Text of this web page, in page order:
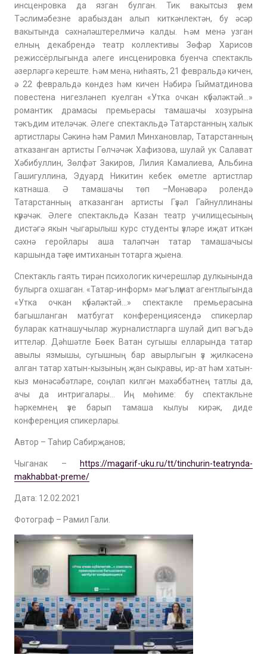
инсценровка да язган булган. Тик вакытсыз үлем
Тәслимәбезне арабыздан алып киткәнлектән, бу әсәр
вакытында сәхнәләштерелмичә калды. Һәм менә узган
елның декабрендә театр коллективы Зөфәр Харисов
режиссёрлыгында әлеге инсценировка буенча спектакль
әзерләргә кереште. Һәм менә, ниһаять, 21 февральдә кичен,
ә 22 февральдә көндез һәм кичен Нәбирә Гыйматдинова
повестена нигезләнеп куелган «Утка очкан күбәләктәй…»
романтик драмасы премьерасы тамашачы хозурына
тәкъдим ителәчәк. Әлеге спектакльдә Татарстанның халык
артистлары Сәкинә һәм Рамил Минхановлар, Татарстанның
атказанган артисты Гөлчәчәк Хафизова, шулай ук Салават
Хәбибуллин, Зөлфәт Закиров, Лилия Камалиева, Альбина
Гашигуллина, Эдуард Никитин кебек өметле артистлар
катнаша. Ә тамашачы төп –Мөнәвәрә ролендә
Татарстанның атказанган артисты Гүзәл Гайнуллинаны
күрәчәк. Әлеге спектакльдә Казан театр училищесының
дистәгә якын чыгарылыш курс студенты үзләре иҗат иткән
сәхнә геройлары аша таләпчән татар тамашачысы
каршында тәүге имтиханын тотарга җыена.
Спектакль гаять тирән психологик кичерешләр дулкынында
булырга охшаган. «Татар-информ» мәгълүмат агентлыгында
«Утка очкан күбәләктәй…» спектакле премьерасына
багышланган матбугат конференциясендә спикерлар
буларак катнашучылар журналистларга шулай дип вәгъдә
иттеләр. Дәһшәтле Бөек Ватан сугышы елларында татар
авылы язмышы, сугышның бар авырлыгын үз җилкәсенә
алган татар хатын-кызының җан сыкравы, ир-ат һәм хатын-
кыз мөнәсәбәтләре, соңлап килгән мәхәббәтнең татлы да,
ачы да интригалары… Иң мөһиме: бу спектакльне
һәркемнең үзе барып тамаша кылуы кирәк, диде
конференция спикерлары.
Автор – Таһир Сабирҗанов;
Чыганак –
https://magarif-uku.ru/tt/tinchurin-teatrynda-
makhabbat-preme/
Дата: 12.02.2021
Фотограф – Рамил Гали.